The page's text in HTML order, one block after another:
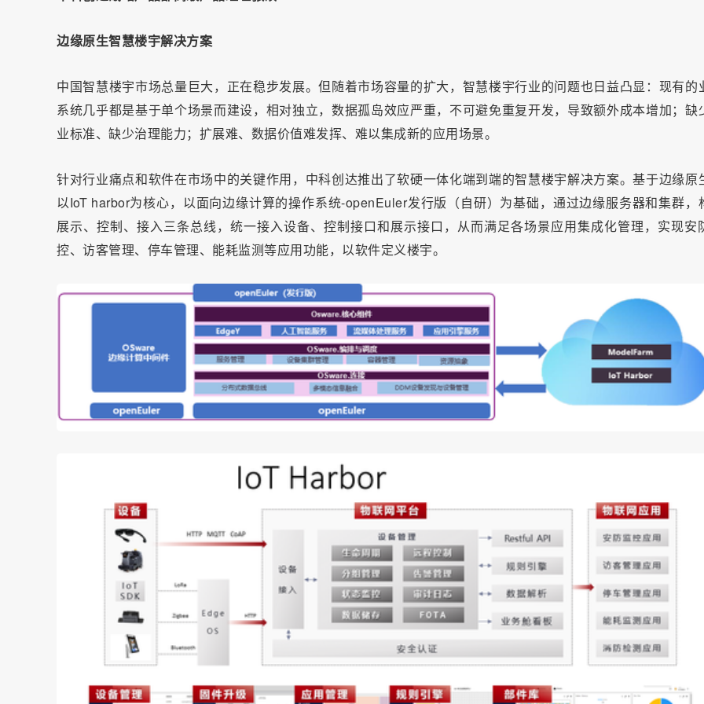
边缘原生智慧楼宇解决方案
中国智慧楼宇市场总量巨大，正在稳步发展。但随着市场容量的扩大，智慧楼宇行业的问题也日益凸显：现有的
系统几乎都是基于单个场景而建设，相对独立，数据孤岛效应严重，不可避免重复开发，导致额外成本增加；缺
业标准、缺少治理能力；扩展难、数据价值难发挥、难以集成新的应用场景。
针对行业痛点和软件在市场中的关键作用，中科创达推出了软硬一体化端到端的智慧楼宇解决方案。基于边缘原
以IoT harbor为核心，以面向边缘计算的操作系统-openEuler发行版（自研）为基础，通过边缘服务器和集群，
展示、控制、接入三条总线，统一接入设备、控制接口和展示接口，从而满足各场景应用集成化管理，实现安
控、访客管理、停车管理、能耗监测等应用功能，以软件定义楼宇。